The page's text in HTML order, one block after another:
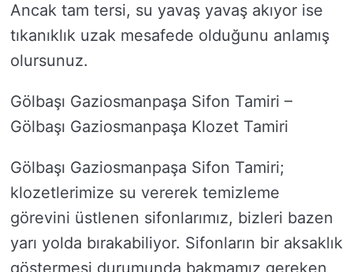
Ancak tam tersi, su yavaş yavaş akıyor ise
tıkanıklık uzak mesafede olduğunu anlamış
olursunuz.
Gölbaşı Gaziosmanpaşa Sifon Tamiri –
Gölbaşı Gaziosmanpaşa Klozet Tamiri
Gölbaşı Gaziosmanpaşa Sifon Tamiri;
klozetlerimize su vererek temizleme
görevini üstlenen sifonlarımız, bizleri bazen
yarı yolda bırakabiliyor. Sifonların bir aksaklık
göstermesi durumunda bakmamız gereken